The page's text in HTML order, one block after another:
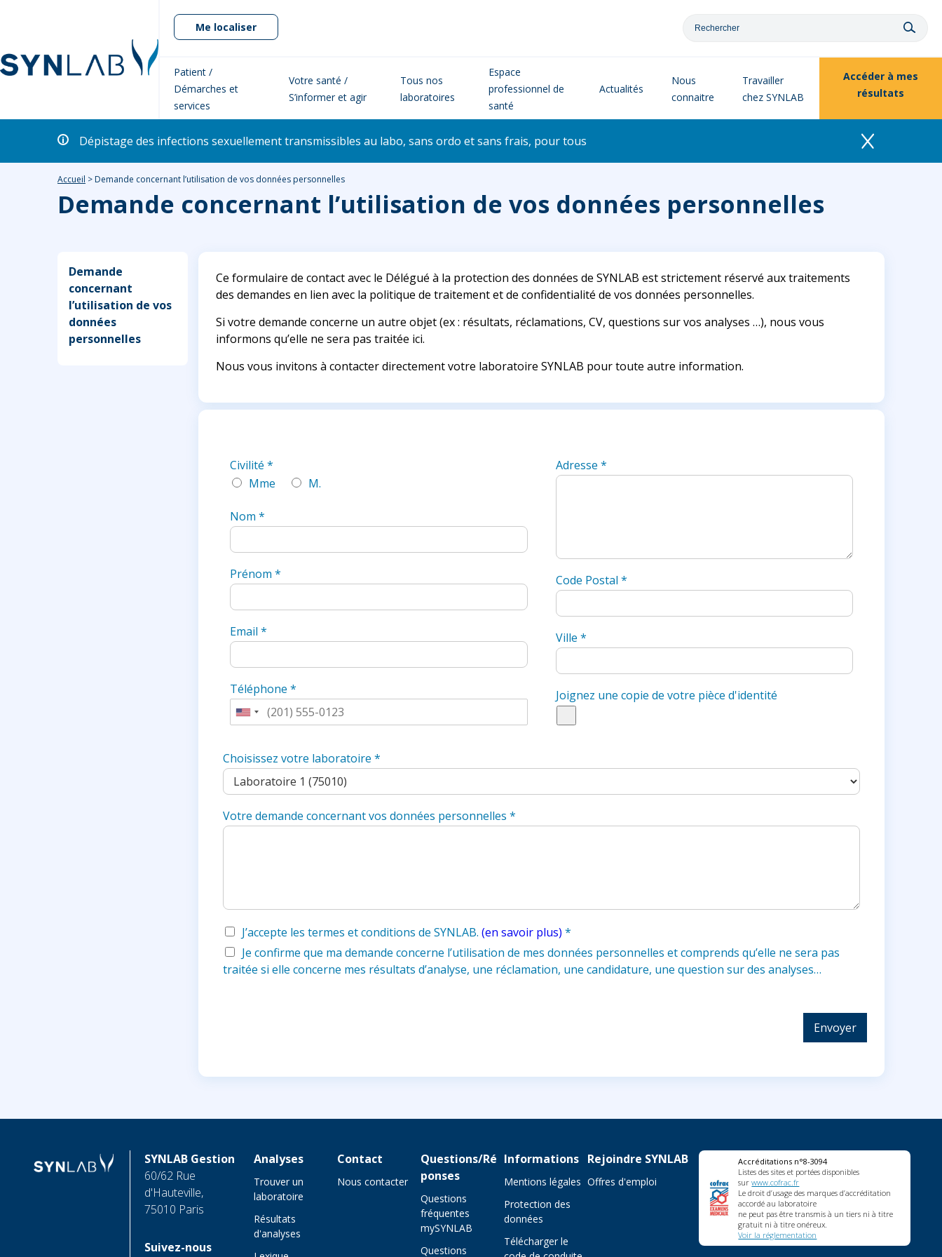
Me localiser
Patient /
Démarches et
services
Votre santé /
S’informer et agir
Tous nos
laboratoires
Espace
professionnel de
santé
Actualités
Nous
connaitre
Travailler
chez SYNLAB
Accéder à mes
résultats
Dépistage des infections sexuellement transmissibles au labo, sans ordo et sans frais, pour tous
Accueil > Demande concernant l’utilisation de vos données personnelles
Demande concernant l’utilisation de vos données personnelles
Demande
concernant
l’utilisation de vos
données
personnelles
Ce formulaire de contact avec le Délégué à la protection des données de SYNLAB est strictement réservé aux traitements
des demandes en lien avec la politique de traitement et de confidentialité de vos données personnelles.
Si votre demande concerne un autre objet (ex : résultats, réclamations, CV, questions sur vos analyses …), nous vous
informons qu’elle ne sera pas traitée ici.
Nous vous invitons à contacter directement votre laboratoire SYNLAB pour toute autre information.
Civilité*
Mme
M.
Nom*
Prénom*
Email*
Téléphone*
U
t
e
S
1
Adresse *
Code Postal *
Ville *
Joignez une copie de votre pièce d'identité
Choisissez votre laboratoire*
Votre demande concernant vos données personnelles*
J’accepte les termes et conditions de SYNLAB.(en savoir plus) *
Je confirme que ma demande concerne l’utilisation de mes données personnelles et comprends qu’elle ne sera pas
traitée si elle concerne mes résultats d’analyse, une réclamation, une candidature, une question sur des analyses…
Envoyer
SYNLAB Gestion
60/62 Rue
d'Hauteville,
75010 Paris
Suivez-nous
Analyses
Trouver un
laboratoire
Résultats
d'analyses
Contact
Nous contacter
Questions/Ré
ponses
Questions
fréquentes
mySYNLAB
Questions
Informations
Mentions légales
Protection des
données
Télécharger le
Rejoindre SYNLAB
Offres d'emploi
Accréditations n°8-3094
Listes des sites et portées disponibles
surwww.cofrac.fr
Le droit d’usage des marques d’accréditation
accordé au laboratoire
ne peut pas être transmis à un tiers ni à titre
gratuit ni à titre onéreux.
Voir la réglementation